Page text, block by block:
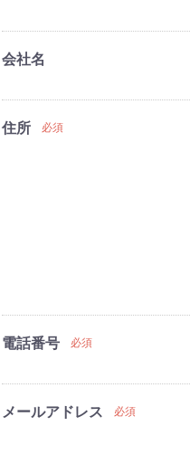
会社名
住所 必須
電話番号 必須
メールアドレス 必須